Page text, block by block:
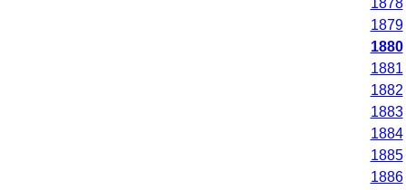
1878
1879
1880
1881
1882
1883
1884
1885
1886